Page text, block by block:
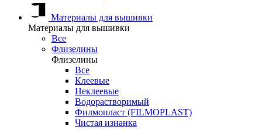
Материалы для вышивки
Материалы для вышивки
Все
Флизелины
Флизелины
Все
Клеевые
Неклеевые
Водорастворимый
Филмопласт (FILMOPLAST)
Чистая изнанка